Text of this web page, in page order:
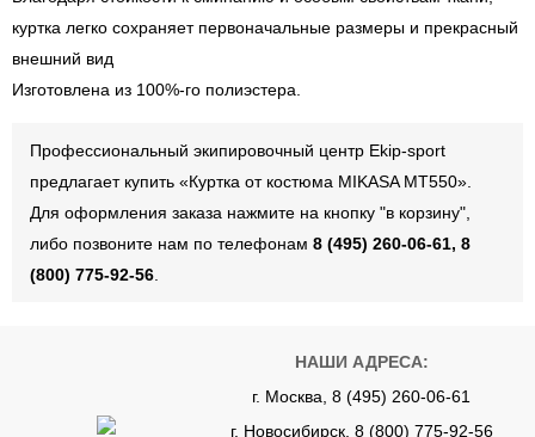
куртка легко сохраняет первоначальные размеры и прекрасный
внешний вид
Изготовлена из 100%-го полиэстера.
Профессиональный экипировочный центр Ekip-sport
предлагает купить «Куртка от костюма MIKASA MT550».
Для оформления заказа нажмите на кнопку "в корзину",
либо позвоните нам по телефонам 8 (495) 260-06-61, 8
(800) 775-92-56
НАШИ АДРЕСА:
г. Москва, 8 (495) 260-06-61
г. Новосибирск, 8 (800) 775-92-56